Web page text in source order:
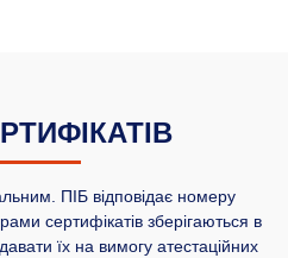
ПІБ відповідає номеру
сертифікатів зберігаються в
їх на вимогу атестаційних